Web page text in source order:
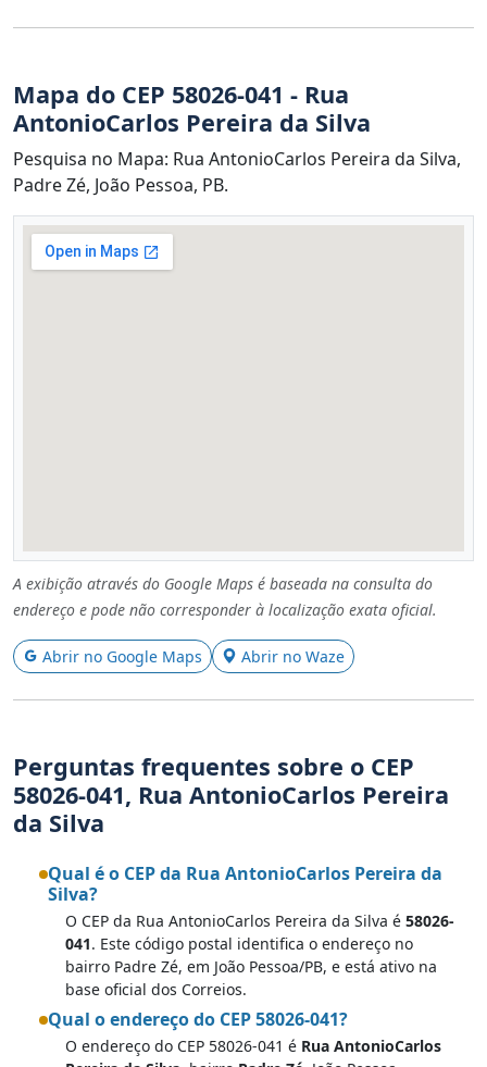
Mapa do CEP 58026-041 - Rua
AntonioCarlos Pereira da Silva
Pesquisa no Mapa: Rua AntonioCarlos Pereira da Silva,
Padre Zé, João Pessoa, PB.
A exibição através do Google Maps é baseada na consulta do
endereço e pode não corresponder à localização exata oficial.
Abrir no Google Maps Abrir no Waze
Perguntas frequentes sobre o CEP
58026-041, Rua AntonioCarlos Pereira
da Silva
Qual é o CEP da Rua AntonioCarlos Pereira da
Silva?
O CEP da Rua AntonioCarlos Pereira da Silva é 58026-
041. Este código postal identifica o endereço no
bairro Padre Zé, em João Pessoa/PB, e está ativo na
base oficial dos Correios.
Qual o endereço do CEP 58026-041?
O endereço do CEP 58026-041 é Rua AntonioCarlos